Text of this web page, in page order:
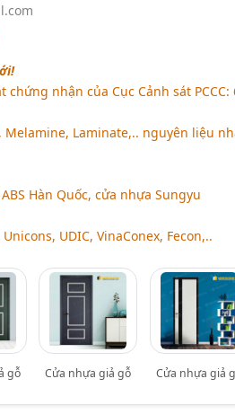
nhận của Cục Cảnh sát PCCC:
Melamine, Laminate,.. nguyên liệu
Hàn Quốc, cửa nhựa Sungyu
UDIC, VinaConex, Fecon,..
gỗ Cửa nhựa giả gỗ Cửa nhựa giả